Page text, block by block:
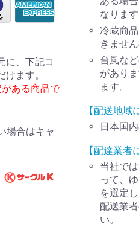
に、下記コ
ます。
ある商品で
場合はキャ
なります
冷蔵商
きませ
台風な
があり
ます。
【配送地域
日本国
【配達業者
当社で
って、
を選定
配送業
い。